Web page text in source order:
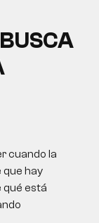
cuando la
que hay
qué está